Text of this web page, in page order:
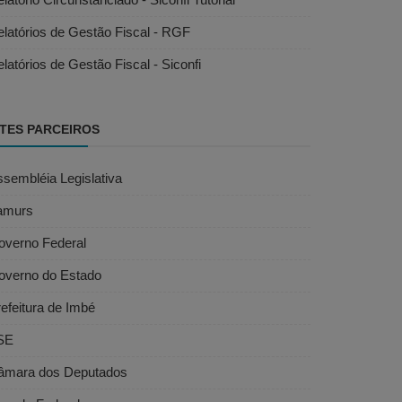
de Gestão Fiscal - RGF
de Gestão Fiscal - Siconfi
PARCEIROS
Legislativa
Federal
do Estado
de Imbé
dos Deputados